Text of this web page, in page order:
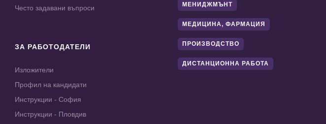
Често задавани въпроси
ЗА РАБОТОДАТЕЛИ
Изложители
Профил на кандидати
Инструкции - София
Инструкции - Пловдив
МЕНИДЖМЪНТ
МЕДИЦИНА, ФАРМАЦИЯ
ПРОИЗВОДСТВО
ДИСТАНЦИОННА РАБОТА